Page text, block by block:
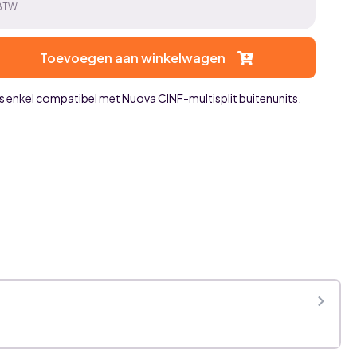
Toevoegen aan winkelwagen
enkel compatibel met Nuova CINF-multisplit buitenunits.